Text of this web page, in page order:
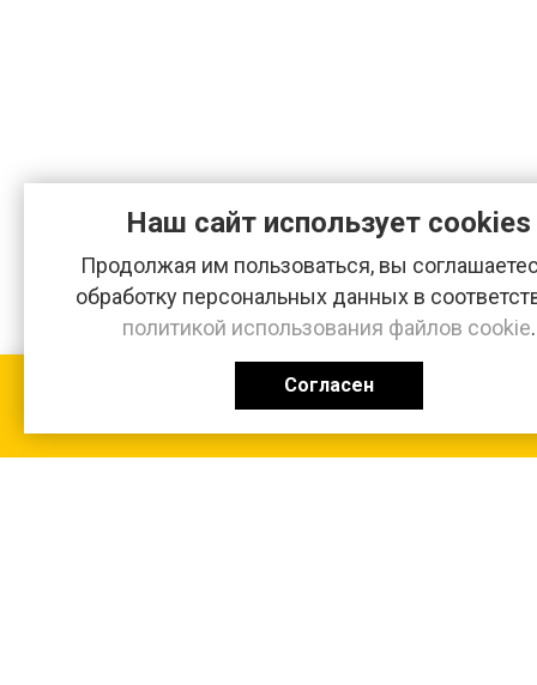
Наш сайт использует cookies
Продолжая им пользоваться, вы
обработку персональных данных в
политикой использования файлов cookie.
Согласен